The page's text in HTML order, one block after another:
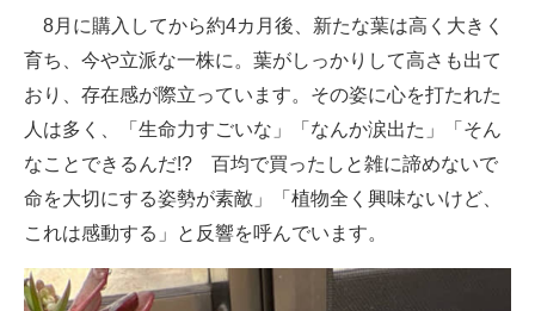
8月に購入してから約4カ月後、新たな葉は高く大きく
育ち、今や立派な一株に。葉がしっかりして高さも出て
おり、存在感が際立っています。その姿に心を打たれた
人は多く、「生命力すごいな」「なんか涙出た」「そん
なことできるんだ!? 百均で買ったしと雑に諦めないで
命を大切にする姿勢が素敵」「植物全く興味ないけど、
これは感動する」と反響を呼んでいます。